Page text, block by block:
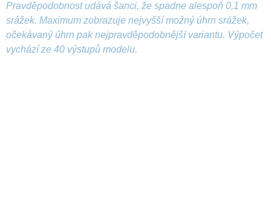
Pravděpodobnost udává šanci, že spadne alespoň 0,1 mm
srážek. Maximum zobrazuje nejvyšší možný úhrn srážek,
očekávaný úhrn pak nejpravděpodobnější variantu. Výpočet
vychází ze 40 výstupů modelu.